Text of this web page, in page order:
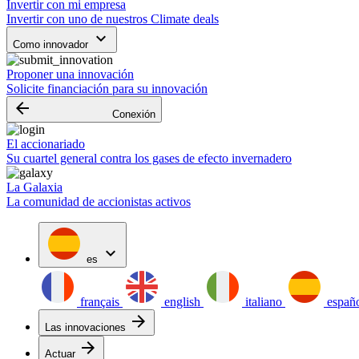
Invertir con mi empresa
Invertir con uno de nuestros Climate deals
Como innovador keyboard_arrow_down
Proponer una innovación
Solicite financiación para su innovación
arrow_backward Conexión
El accionariado
Su cuartel general contra los gases de efecto invernadero
La Galaxia
La comunidad de accionistas activos
es expand_more
français english italiano
Las innovaciones arrow_forward
Actuar arrow_forward